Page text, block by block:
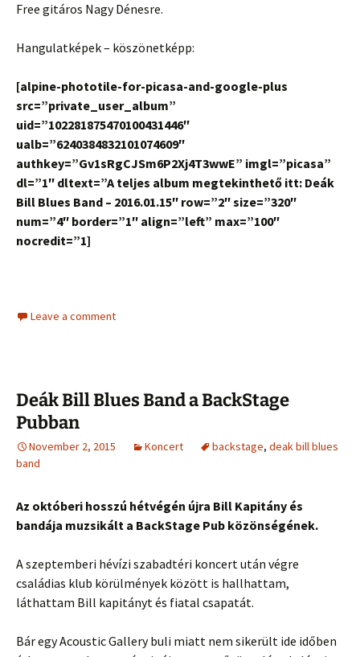
Free gitáros Nagy Dénesre.
Hangulatképek – köszönetképp:
[alpine-phototile-for-picasa-and-google-plus
src=”private_user_album”
uid=”102281875470100431446″
ualb=”6240384832101074609″
authkey=”Gv1sRgCJSm6P2Xj4T3wwE” imgl=”picasa”
dl=”1″ dltext=”A teljes album megtekinthető itt: Deák
Bill Blues Band – 2016.01.15″ row=”2″ size=”320″
num=”4″ border=”1″ align=”left” max=”100″
nocredit=”1]
Leave a comment
Deák Bill Blues Band a BackStage
Pubban
November 2, 2015 Koncert backstage, deak bill blues
band
Az októberi hosszú hétvégén újra Bill Kapitány és
bandája muzsikált a BackStage Pub közönségének.
A szeptemberi hévízi szabadtéri koncert után végre
családias klub körülmények között is hallhattam,
láthattam Bill kapitányt és fiatal csapatát.
Bár egy Acoustic Gallery buli miatt nem sikerült ide időben